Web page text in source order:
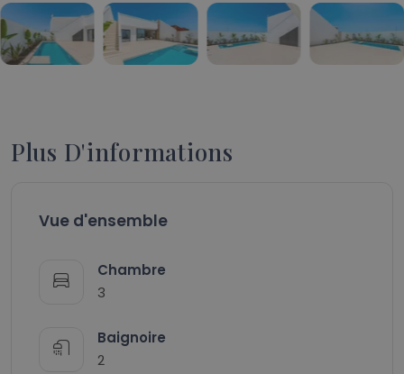
Plus D'informations
Vue d'ensemble
Chambre
3
Baignoire
2